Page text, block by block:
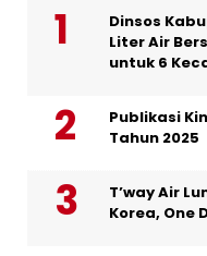
Dinsos
Liter Air
untuk 6
Publikasi
Tahun 2025
T’way Air
Korea, One